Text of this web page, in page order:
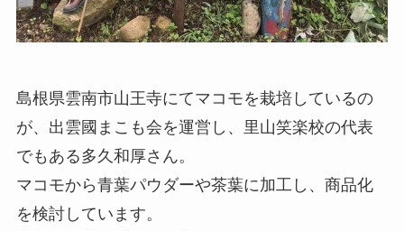
島根県雲南市山王寺にてマコモを栽培しているの
が、出雲國まこも会を運営し、里山笑楽校の代表
でもある多久和厚さん。
マコモから青葉パウダーや茶葉に加工し、商品化
を検討しています。